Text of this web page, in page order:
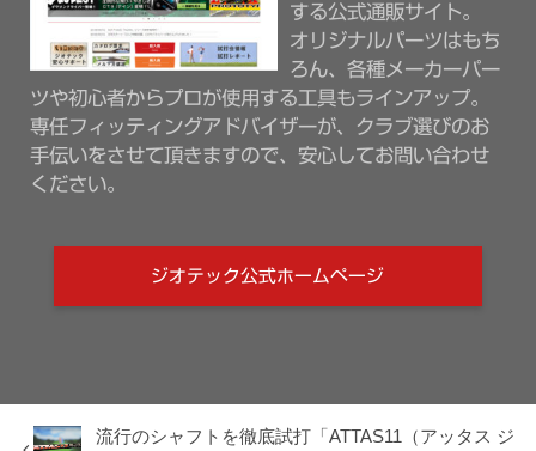
する公式通販サイト。
オリジナルパーツはもち
ろん、各種メーカーパー
ツや初心者からプロが使用する工具もラインアップ。
専任フィッティングアドバイザーが、クラブ選びのお
手伝いをさせて頂きますので、安心してお問い合わせ
ください。
ジオテック公式ホームページ
流行のシャフトを徹底試打「ATTAS11（アッタス ジ